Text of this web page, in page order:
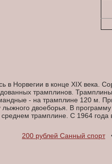
в Норвегии в конце XIX века.
трамплинов.
- на трамплине 120 м.
лыжного двоеборья. В
трамплине. С 1964
200 рублей Санный спорт